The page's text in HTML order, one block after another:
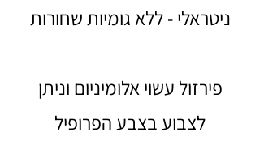
ניטראלי - ללא גומיות שחורות
פירזול עשוי אלומיניום וניתן
לצבוע בצבע הפרופיל